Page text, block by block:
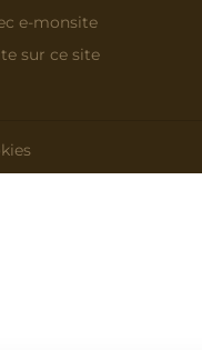
e-monsite
sur ce site